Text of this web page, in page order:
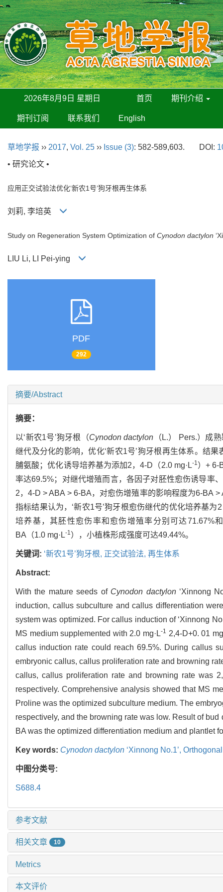
2026年8月9日 星期日 首页 期刊介绍
期刊订阅 联系我们 English
草地学报 ›› 2017, Vol. 25 ›› Issue (3): 582-589,603. DOI:
• 研究论文 •
应用正交试验法优化‘新农1号’狗牙根再生体系
刘莉, 李培英
Study on Regeneration System Optimization of Cynodon dactylon
LIU Li, LI Pei-ying
PDF
292
摘要/Abstract
摘要：
以‘新农1号’狗牙根（Cynodon dactylon （L.） Pers.）成
继代及分化的影响，优化‘新农1号’狗牙根再生体系。结
脯氨酸；优化诱导培养基为添加2，4-D（2.0 mg·L-1 ）+ 6-
率达69.5%；对继代增殖而言，各因子对胚性愈伤诱导率
2，4-D > ABA > 6-BA，对愈伤增殖率的影响程度为6-BA
指标结果认为，‘新农1号’狗牙根愈伤继代的优化培养基为
培养基，其胚性愈伤率和愈伤增殖率分别可达71.67%
BA（1.0 mg·L-1 ），小植株形成强度可达49.44%。
关键词: ‘新农1号’狗牙根, 正交试验法, 再生体系
Abstract:
With the mature seeds of Cynodon dactylon‘Xinnong
induction, callus subculture and callus differentiation
system was optimized. For callus induction of ‘Xinnong
MS medium supplemented with 2.0 mg·L-1
2,4-D+0. 01
callus induction rate could reach 69.5%. During callus
embryonic callus, callus proliferation rate and browning
callus, callus proliferation rate and browning rate was
respectively. Comprehensive analysis showed that MS
Proline was the optimized subculture medium. The
respectively, and the browning rate was low. Result of
BA was the optimized differentiation medium and plantlet
Key words: Cynodon dactylon ‘Xinnong No.1’,
中图分类号:
S688.4
参考文献
相关文章 10
Metrics
本文评价